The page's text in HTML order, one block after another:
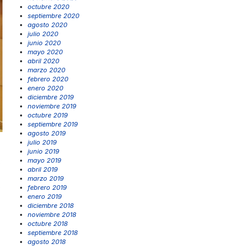
octubre 2020
septiembre 2020
agosto 2020
julio 2020
junio 2020
mayo 2020
abril 2020
marzo 2020
febrero 2020
enero 2020
diciembre 2019
noviembre 2019
octubre 2019
septiembre 2019
agosto 2019
julio 2019
junio 2019
mayo 2019
abril 2019
marzo 2019
febrero 2019
enero 2019
diciembre 2018
noviembre 2018
octubre 2018
septiembre 2018
agosto 2018